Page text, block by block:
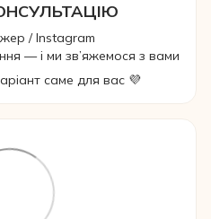
/ Instagram
— і ми зв’яжемося з вами
саме для вас 💜